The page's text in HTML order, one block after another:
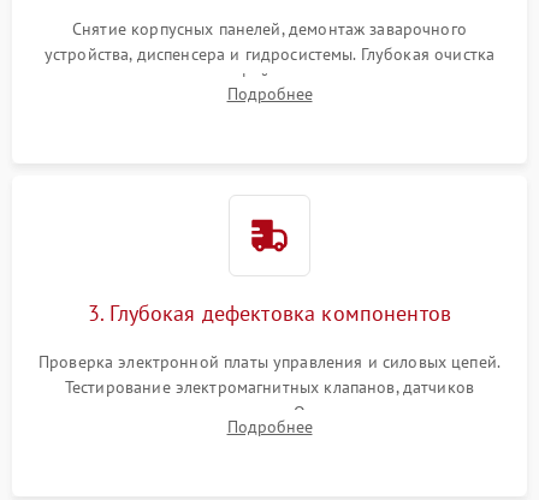
Снятие корпусных панелей, демонтаж заварочного
устройства, диспенсера и гидросистемы. Глубокая очистка
внутренних узлов от кофейных масел, жмыха и накипи.
Промывка дренажных каналов и фильтров с использованием
Подробнее
3. Глубокая дефектовка компонентов
Проверка электронной платы управления и силовых цепей.
Тестирование электромагнитных клапанов, датчиков
температуры и расходомера. Оценка степени износа
жерновов кофемолки, уплотнительных колец гидросистемы
Подробнее